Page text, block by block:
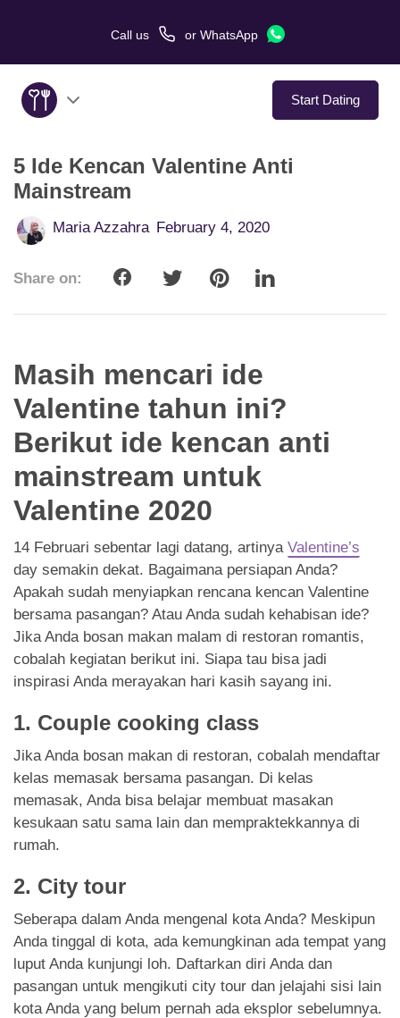
Call us or WhatsApp
Start Dating
About Us
Service
App
Contact Us
5 Ide Kencan Valentine Anti
Mainstream
Maria Azzahra February 4, 2020
Share on:
Masih mencari ide
Valentine tahun ini?
Berikut ide kencan anti
mainstream untuk
Valentine 2020
14 Februari sebentar lagi datang, artinya Valentine’s
day semakin dekat. Bagaimana persiapan Anda?
Apakah sudah menyiapkan rencana kencan Valentine
bersama pasangan? Atau Anda sudah kehabisan ide?
Jika Anda bosan makan malam di restoran romantis,
cobalah kegiatan berikut ini. Siapa tau bisa jadi
inspirasi Anda merayakan hari kasih sayang ini.
1. Couple cooking class
Jika Anda bosan makan di restoran, cobalah mendaftar
kelas memasak bersama pasangan. Di kelas
memasak, Anda bisa belajar membuat masakan
kesukaan satu sama lain dan mempraktekkannya di
rumah.
2. City tour
Seberapa dalam Anda mengenal kota Anda? Meskipun
Anda tinggal di kota, ada kemungkinan ada tempat yang
luput Anda kunjungi loh. Daftarkan diri Anda dan
pasangan untuk mengikuti city tour dan jelajahi sisi lain
kota Anda yang belum pernah ada eksplor sebelumnya.